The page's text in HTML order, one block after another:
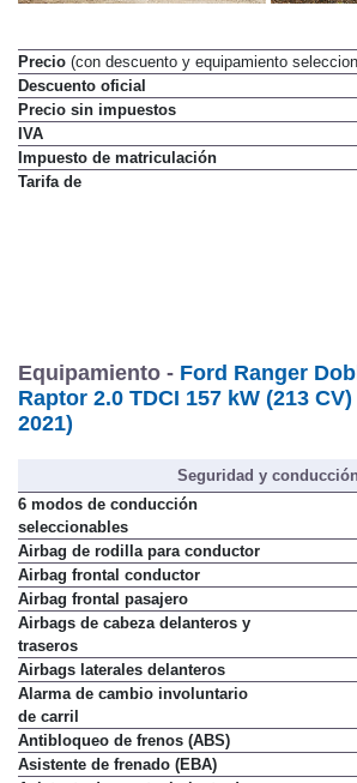
Precio (con descuento y equipamiento
Descuento oficial
Precio sin impuestos
IVA
Impuesto de matriculación
Tarifa de
Equipamiento - Ford Ranger
Raptor 2.0 TDCI 157 kW (213
2021)
Seguridad y conducción
6 modos de conducción
seleccionables
Airbag de rodilla para conductor
Airbag frontal conductor
Airbag frontal pasajero
Airbags de cabeza delanteros y
traseros
Airbags laterales delanteros
Alarma de cambio involuntario
de carril
Antibloqueo de frenos (ABS)
Asistente de frenado (EBA)